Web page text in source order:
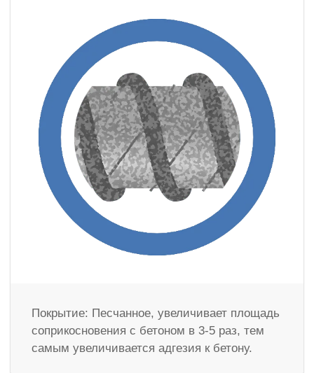
Покрытие: Песчанное, увеличивает площадь
соприкосновения с бетоном в 3-5 раз, тем
самым увеличивается адгезия к бетону.